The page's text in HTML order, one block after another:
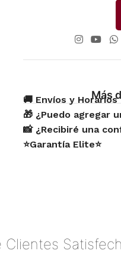
Más
🚚 Envíos y Horarios
🎁 ¿Puedo agregar
📸 ¿Recibiré una
⭐Garantía Elite⭐
Clientes